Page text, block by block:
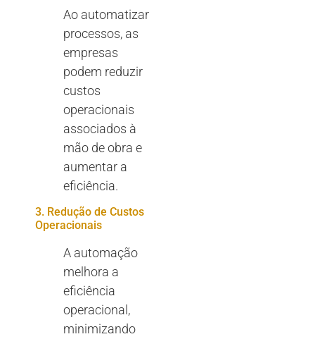
Ao automatizar
processos, as
empresas
podem reduzir
custos
operacionais
associados à
mão de obra e
aumentar a
eficiência.
3. Redução de Custos
Operacionais
A automação
melhora a
eficiência
operacional,
minimizando